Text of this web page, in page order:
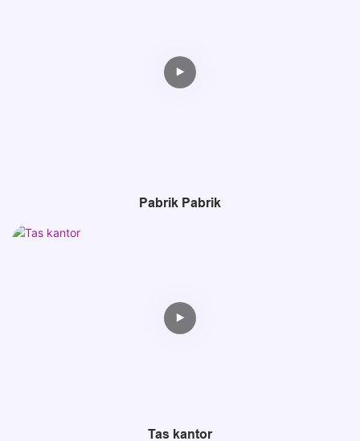
Pabrik Pabrik
Tas kantor